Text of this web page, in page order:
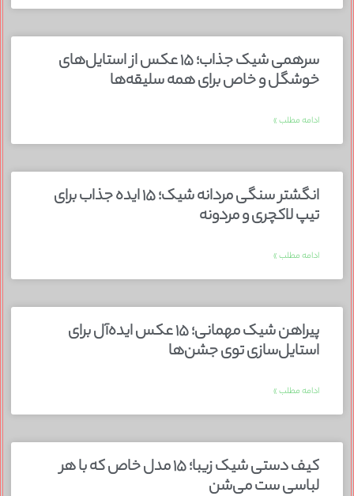
سرهمی شیک جذاب؛ ۱۵ عکس از استایل‌های
خوشگل و خاص برای همه سلیقه‌ها
ادامه مطلب »
انگشتر سنگی مردانه شیک؛ ۱۵ ایده جذاب برای
تیپ لاکچری و مردونه
ادامه مطلب »
پیراهن شیک مهمانی؛ ۱۵ عکس ایده‌آل برای
استایل‌سازی توی جشن‌ها
ادامه مطلب »
کیف دستی شیک زیبا؛ ۱۵ مدل خاص که با هر
لباسی ست می‌شن